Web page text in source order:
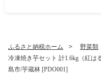
ふるさと納税ホーム 野菜類
冷凍焼き芋セット 計1.6kg（紅は
島市/芋蔵林 [PDO001]